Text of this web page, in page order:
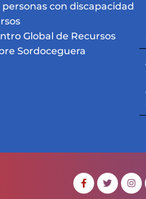
personas con discapacidad
Global de Recursos
Sordoceguera